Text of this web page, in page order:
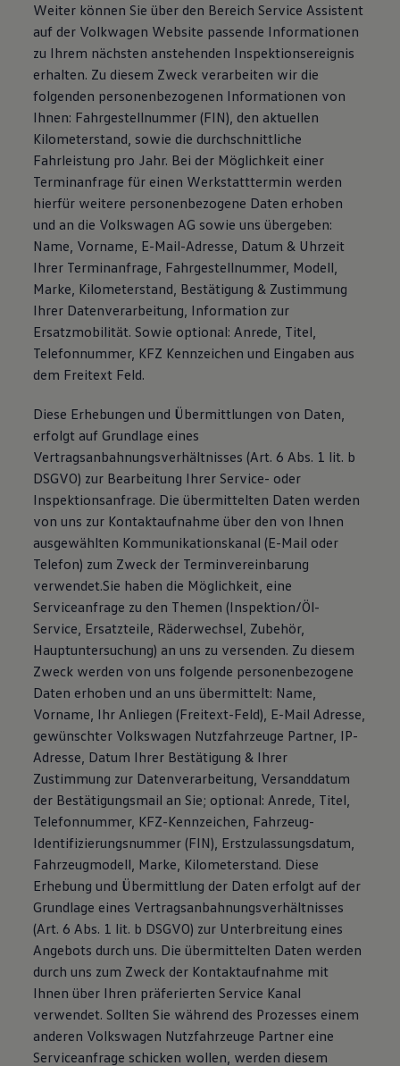
Weiter können Sie über den Bereich Service Assistent
auf der Volkwagen Website passende Informationen
zu Ihrem nächsten anstehenden Inspektionsereignis
erhalten. Zu diesem Zweck verarbeiten wir die
folgenden personenbezogenen Informationen von
Ihnen: Fahrgestellnummer (FIN), den aktuellen
Kilometerstand, sowie die durchschnittliche
Fahrleistung pro Jahr. Bei der Möglichkeit einer
Terminanfrage für einen Werkstatttermin werden
hierfür weitere personenbezogene Daten erhoben
und an die Volkswagen AG sowie uns übergeben:
Name, Vorname, E-Mail-Adresse, Datum & Uhrzeit
Ihrer Terminanfrage, Fahrgestellnummer, Modell,
Marke, Kilometerstand, Bestätigung & Zustimmung
Ihrer Datenverarbeitung, Information zur
Ersatzmobilität. Sowie optional: Anrede, Titel,
Telefonnummer, KFZ Kennzeichen und Eingaben aus
dem Freitext Feld.
Diese Erhebungen und Übermittlungen von Daten,
erfolgt auf Grundlage eines
Vertragsanbahnungsverhältnisses (Art. 6 Abs. 1 lit. b
DSGVO) zur Bearbeitung Ihrer Service- oder
Inspektionsanfrage. Die übermittelten Daten werden
von uns zur Kontaktaufnahme über den von Ihnen
ausgewählten Kommunikationskanal (E-Mail oder
Telefon) zum Zweck der Terminvereinbarung
verwendet.Sie haben die Möglichkeit, eine
Serviceanfrage zu den Themen (Inspektion/Öl-
Service, Ersatzteile, Räderwechsel, Zubehör,
Hauptuntersuchung) an uns zu versenden. Zu diesem
Zweck werden von uns folgende personenbezogene
Daten erhoben und an uns übermittelt: Name,
Vorname, Ihr Anliegen (Freitext-Feld), E-Mail Adresse,
gewünschter Volkswagen Nutzfahrzeuge Partner, IP-
Adresse, Datum Ihrer Bestätigung & Ihrer
Zustimmung zur Datenverarbeitung, Versanddatum
der Bestätigungsmail an Sie; optional: Anrede, Titel,
Telefonnummer, KFZ-Kennzeichen, Fahrzeug-
Identifizierungsnummer (FIN), Erstzulassungsdatum,
Fahrzeugmodell, Marke, Kilometerstand. Diese
Erhebung und Übermittlung der Daten erfolgt auf der
Grundlage eines Vertragsanbahnungsverhältnisses
(Art. 6 Abs. 1 lit. b DSGVO) zur Unterbreitung eines
Angebots durch uns. Die übermittelten Daten werden
durch uns zum Zweck der Kontaktaufnahme mit
Ihnen über Ihren präferierten Service Kanal
verwendet. Sollten Sie während des Prozesses einem
anderen Volkswagen Nutzfahrzeuge Partner eine
Serviceanfrage schicken wollen, werden diesem